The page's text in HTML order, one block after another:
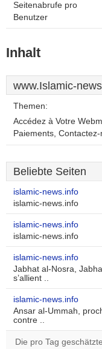
Seitenabrufe pro
Benutzer
Inhalt
www.Islamic-
Themen:
Accédez à Votre
Paiements,
Beliebte Seiten
islamic-news.info
islamic-news.info
islamic-news.info
islamic-news.info
islamic-news.info
Jabhat al-Nosra,
s’allient ..
islamic-news.info
Ansar al-Ummah,
contre ..
Die pro Tag